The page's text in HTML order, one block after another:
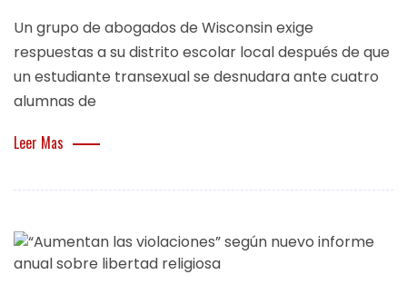
Un grupo de abogados de Wisconsin exige
respuestas a su distrito escolar local después de que
un estudiante transexual se desnudara ante cuatro
alumnas de
Leer Mas